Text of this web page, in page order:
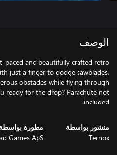
الوصف
paced and beautifully crafted retro
just a finger to dodge sawblades,
obstacles while flying through
ready for the drop? Parachute not
included.
منشور بواسطة
Ternox
مطورة بواسطة
Games ApS